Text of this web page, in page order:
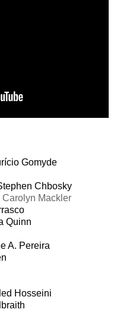
Gomyde
Chbosky
Carolyn Mackler
Quinn
A. Pereira
Hosseini